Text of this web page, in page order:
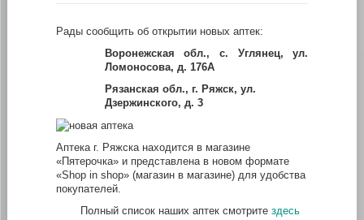
Рады сообщить об открытии новых аптек:
Воронежская обл., с. Углянец, ул.
Ломоносова, д. 176А
Рязанская обл., г. Ряжск, ул.
Дзержинского, д. 3
Аптека г. Ряжска находится в магазине
«Пятерочка» и представлена в новом формате
«Shop in shop» (магазин в магазине) для удобства
покупателей.
Полный список наших аптек смотрите здесь